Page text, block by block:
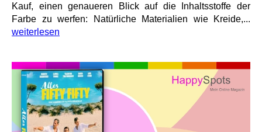
Kauf, einen genaueren Blick auf die Inhaltsstoffe der
Farbe zu werfen: Natürliche Materialien wie Kreide,...
weiterlesen